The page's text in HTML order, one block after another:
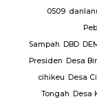
0509
Sampah DBD
Presiden Desa
cihikeu Desa
Tongah Desa